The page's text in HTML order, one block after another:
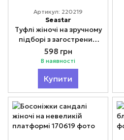
Артикул: 220219
Seastar
Туфлі жіночі на зручному
підборі з загостреним
носиком
598 грн
В наявності
Купити